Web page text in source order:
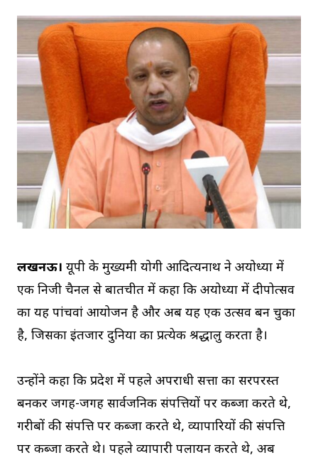
लखनऊ। यूपी के मुख्यमंत्री योगी आदित्यनाथ ने अयोध्या में
एक निजी चैनल से बातचीत में कहा कि अयोध्या में दीपोत्सव
का यह पांचवां आयोजन है और अब यह एक उत्सव बन चुका
है, जिसका इंतजार दुनिया का प्रत्येक श्रद्धालु करता है।
उन्होंने कहा कि प्रदेश में पहले अपराधी सत्ता का सरपरस्त
बनकर जगह-जगह सार्वजनिक संपत्तियों पर कब्जा करते थे,
गरीबों की संपत्ति पर कब्जा करते थे, व्यापारियों की संपत्ति
पर कब्जा करते थे। पहले व्यापारी पलायन करते थे, अब